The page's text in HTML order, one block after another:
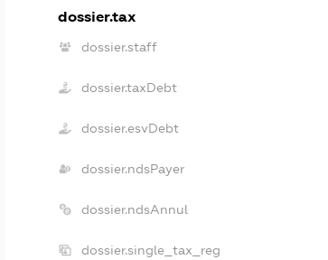
dossier.tax
dossier.staff
dossier.taxDebt
dossier.esvDebt
dossier.ndsPayer
dossier.ndsAnnul
dossier.single_tax_reg